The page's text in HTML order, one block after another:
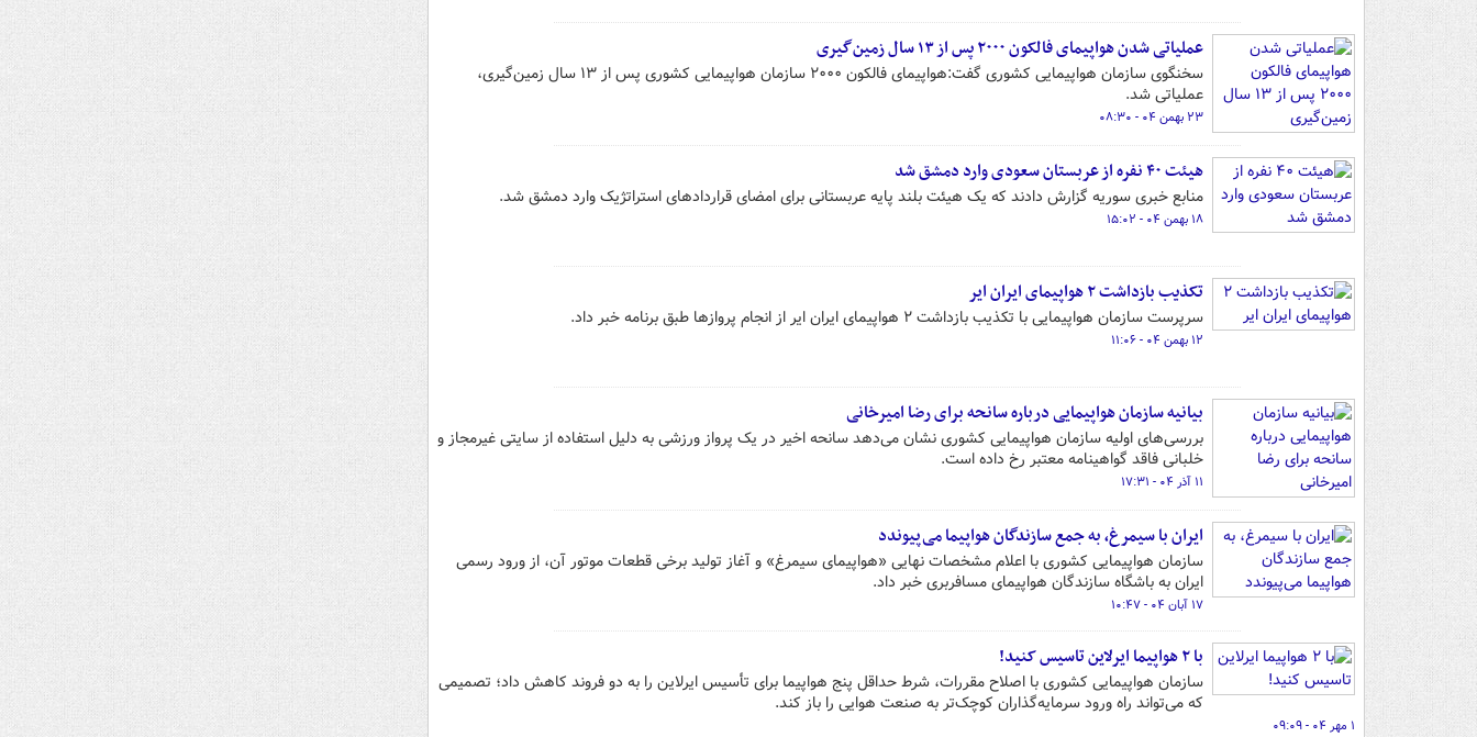
عملیاتی شدن هواپیمای فالکون ۲۰۰۰ پس از ۱۳ سال زمین‌گیری
سخنگوی سازمان هواپیمایی کشوری گفت:هواپیمای فالکون ۲۰۰۰ سازمان هواپیمایی کشوری پس از ۱۳ سال زمین‌گیری،
عملیاتی شد.
۲۳ بهمن ۰۴ - ۰۸:۳۰
هیئت ۴۰ نفره از عربستان سعودی وارد دمشق شد
منابع خبری سوریه گزارش دادند که یک هیئت بلند پایه عربستانی برای امضای قراردادهای استراتژیک وارد دمشق شد.
۱۸ بهمن ۰۴ - ۱۵:۰۲
تکذیب بازداشت ۲ هواپیمای ایران ایر
سرپرست سازمان هواپیمایی با تکذیب بازداشت ۲ هواپیمای ایران ایر از انجام پروازها طبق برنامه خبر داد.
۱۲ بهمن ۰۴ - ۱۱:۰۶
بیانیه سازمان هواپیمایی درباره سانحه برای رضا امیرخانی
بررسی‌های اولیه سازمان هواپیمایی کشوری نشان می‌دهد سانحه اخیر در یک پرواز ورزشی به دلیل استفاده از سایتی غیرمجاز و
خلبانی فاقد گواهینامه معتبر رخ داده است.
۱۱ آذر ۰۴ - ۱۷:۳۱
ایران با سیمرغ، به جمع سازندگان هواپیما می‌پیوندد
سازمان هواپیمایی کشوری با اعلام مشخصات نهایی «هواپیمای سیمرغ» و آغاز تولید برخی قطعات موتور آن، از ورود رسمی
ایران به باشگاه سازندگان هواپیمای مسافربری خبر داد.
۱۷ آبان ۰۴ - ۱۰:۴۷
با ۲ هواپیما ایرلاین تاسیس کنید!
سازمان هواپیمایی کشوری با اصلاح مقررات، شرط حداقل پنج هواپیما برای تأسیس ایرلاین را به دو فروند کاهش داد؛ تصمیمی
که می‌تواند راه ورود سرمایه‌گذاران کوچک‌تر به صنعت هوایی را باز کند.
۱ مهر ۰۴ - ۰۹:۰۹